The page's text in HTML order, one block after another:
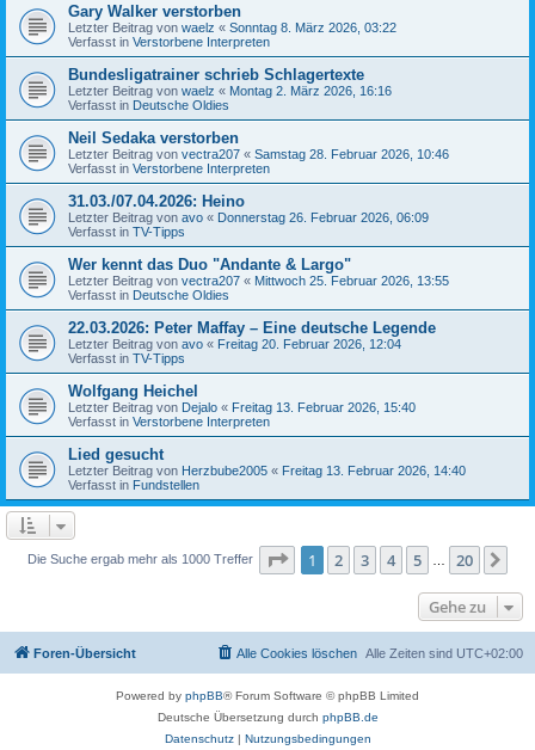
Gary Walker verstorben
Letzter Beitrag von waelz « Sonntag 8. März 2026, 03:22
Verfasst in Verstorbene Interpreten
Bundesligatrainer schrieb Schlagertexte
Letzter Beitrag von waelz « Montag 2. März 2026, 16:16
Verfasst in Deutsche Oldies
Neil Sedaka verstorben
Letzter Beitrag von vectra207 « Samstag 28. Februar 2026, 10:46
Verfasst in Verstorbene Interpreten
31.03./07.04.2026: Heino
Letzter Beitrag von avo « Donnerstag 26. Februar 2026, 06:09
Verfasst in TV-Tipps
Wer kennt das Duo "Andante & Largo"
Letzter Beitrag von vectra207 « Mittwoch 25. Februar 2026, 13:55
Verfasst in Deutsche Oldies
22.03.2026: Peter Maffay – Eine deutsche Legende
Letzter Beitrag von avo « Freitag 20. Februar 2026, 12:04
Verfasst in TV-Tipps
Wolfgang Heichel
Letzter Beitrag von Dejalo « Freitag 13. Februar 2026, 15:40
Verfasst in Verstorbene Interpreten
Lied gesucht
Letzter Beitrag von Herzbube2005 « Freitag 13. Februar 2026, 14:40
Verfasst in Fundstellen
Die Suche ergab mehr als 1000 Treffer Seite 1von 20
1 2 3 4 5 20
Gehe zu
Foren-Übersicht Alle Zeiten sind UTC+02:00
Alle Cookies löschen
Powered by phpBB® Forum Software © phpBB Limited
Deutsche Übersetzung durch phpBB.de
Datenschutz| Nutzungsbedingungen